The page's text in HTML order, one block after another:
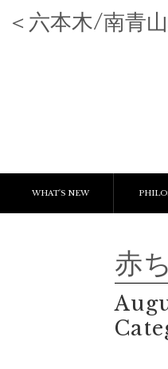
＜六本木/南青
WHAT'S NEW
赤